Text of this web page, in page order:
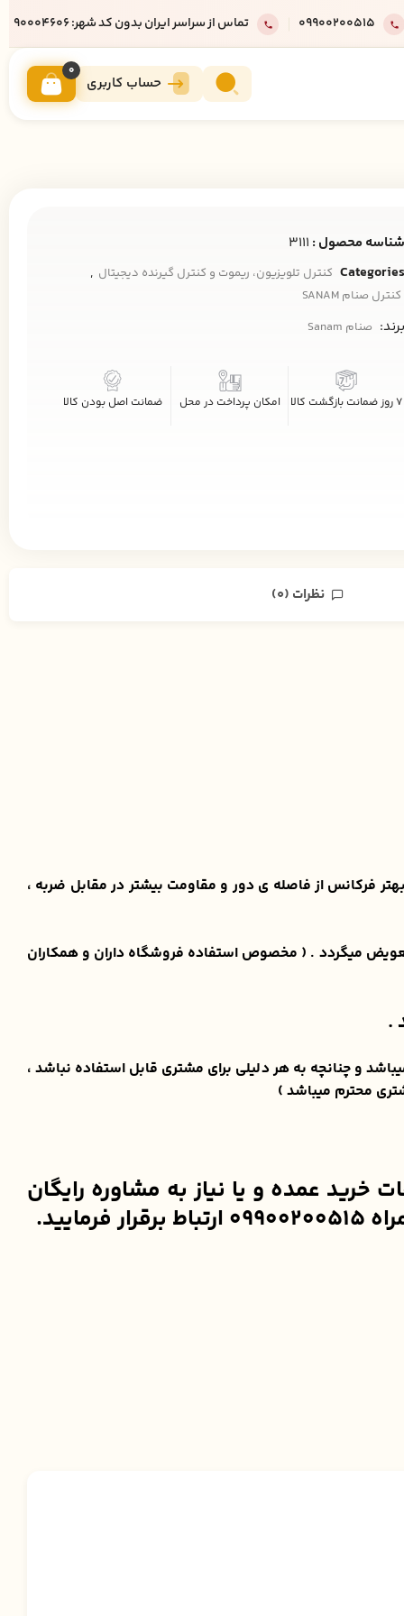
09900200515 تماس از سراسر ایران بدون کد شهر: 90004606
حساب کاربری
0
محصول : 3111
کنترل تلویزیون، ریموت و کنترل گیرنده دیجیتال ,
کنترل صنام SANAM
صنام Sanam
7 روز ضمانت بازگشت کالا امکان پرداخت در محل ضمانت اصل بودن کالا
نظرات (0)
پرتاب بهتر فرکانس از فاصله ی دور و مقاومت بیشتر در مقابل ضربه ،
تعویض میگردد . ( مخصوص استفاده فروشگاه داران و همکاران
.
، برای مشتری ارسال میگردد و دارای گارانتی تست و مرجوع ۷ روزه ی پیکاوکالا میباشد و چنانچه به هر دلیلی برای مشتری قابل استفاده نباشد ،
عمده و یا نیاز به مشاوره رایگان